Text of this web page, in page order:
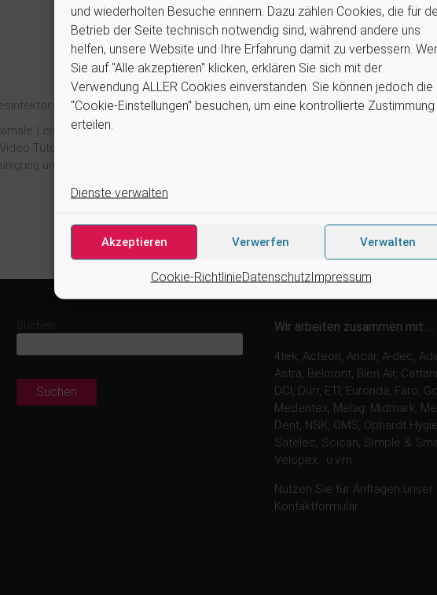
und wiederholten Besuche erinnern. Dazu zählen Cookies, die für
Betrieb der Seite technisch notwendig sind, während andere uns
helfen, unsere Website und Ihre Erfahrung damit zu verbessern.
Sie auf "Alle akzeptieren" klicken, erklären Sie sich mit der
Verwendung ALLER Cookies einverstanden. Sie können jedoch die
"Cookie-Einstellungen" besuchen, um eine kontrollierte Zustimmung
erteilen.
Dienste verwalten
Akzeptieren Verwerfen Verwalten
Cookie-RichtlinieDatenschutzImpressum
ab 7.550,00 €
Leistung und Komfort:
Tutorials
und bis zu 23
Suchen
Wir arbeiten zusammen mit …
4tek, Acteon, Ancar, A-dec,
Astra, Belmont, Bien Air,
DCI, Dürr, ETI, Euronda, Faro,
Medentex, Melag, Midmark,
Dent, NSK, OMS, Ophardt
Satelec, Scican, Simple &
Velopex, u.v.m
Nutzen Sie für Anfragen unser
Kontaktformular.